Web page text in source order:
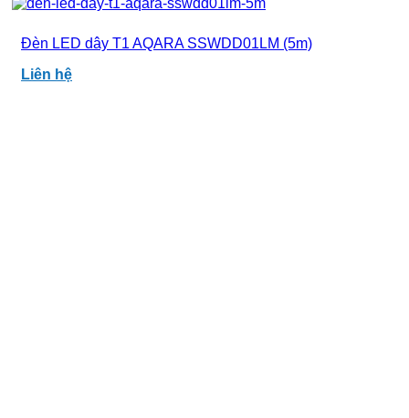
Đèn LED dây T1 AQARA SSWDD01LM (5m)
Liên hệ